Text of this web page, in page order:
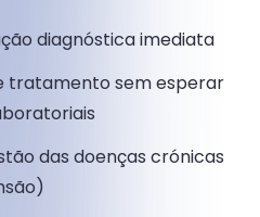
diagnóstica imediata
tratamento sem esperar
das doenças crónicas